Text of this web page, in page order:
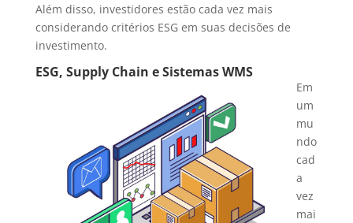
Além disso, investidores estão cada vez mais
considerando critérios ESG em suas decisões de
investimento.
ESG, Supply Chain e Sistemas WMS
Em
um
mu
ndo
cad
a
vez
mai